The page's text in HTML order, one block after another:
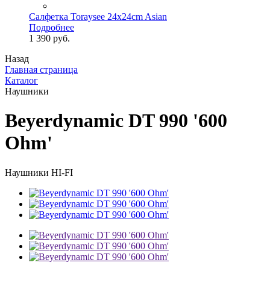
Салфетка Toraysee 24x24cm Asian
Подробнее
1 390 руб.
Назад
Главная страница
Каталог
Наушники
Beyerdynamic DT 990 '600
Ohm'
Наушники HI-FI